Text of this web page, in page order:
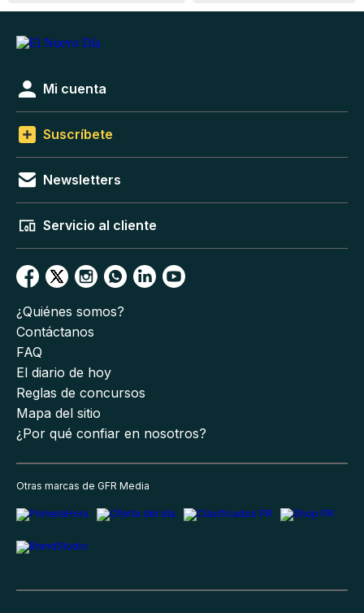
Mi cuenta
Suscríbete
Newsletters
Servicio al cliente
¿Quiénes somos?
Contáctanos
FAQ
El diario de hoy
Reglas de concursos
Mapa del sitio
¿Por qué confiar en nosotros?
Otras marcas de GFR Media